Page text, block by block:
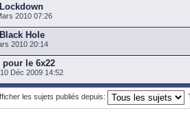
2010 07:26
Hole
2010 20:14
le 6x22
Déc 2009 14:52
les sujets publiés depuis: